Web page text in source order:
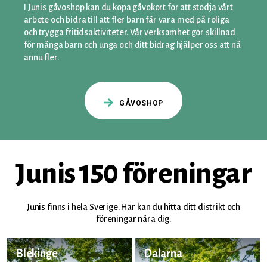
I Junis gåvoshop kan du köpa gåvokort för att stödja vårt
arbete och bidra till att fler barn får vara med på roliga
och trygga fritidsaktiviteter. Vår verksamhet gör skillnad
för många barn och unga och ditt bidrag hjälper oss att nå
ännu fler.
GÅVOSHOP
Junis 150 föreningar
Junis finns i hela Sverige. Här kan du hitta ditt distrikt och
föreningar nära dig.
Blekinge Dalarna